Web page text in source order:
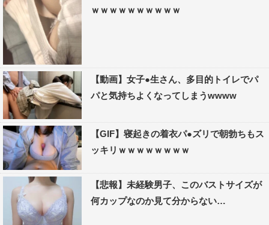
ｗｗｗｗｗｗｗｗｗｗ
【動画】女子●生さん、多目的トイレでパ
パと気持ちよくなってしまうwwww
【GIF】寝起きの着衣パ●ズリで朝勃ちもス
ッキリｗｗｗｗｗｗｗｗ
【悲報】未経験男子、このバストサイズが
何カップなのか見て分からない…